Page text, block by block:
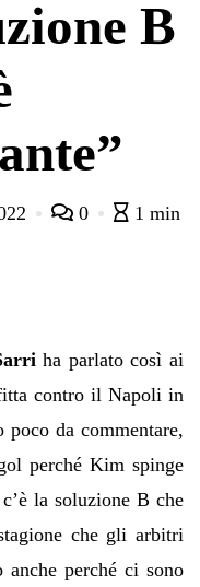
B
0
1 min
ha parlato così ai
contro il Napoli in
da commentare,
perché Kim spinge
la soluzione B che
che gli arbitri
perché ci sono